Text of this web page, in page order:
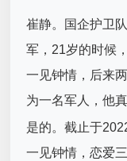
崔静。国企护卫
军，21岁的时候
一见钟情，后来
为一名军人，他
是的。截止于
一见钟情，恋爱